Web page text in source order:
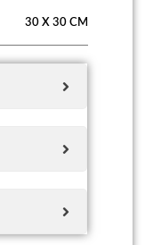
30 X 30 CM